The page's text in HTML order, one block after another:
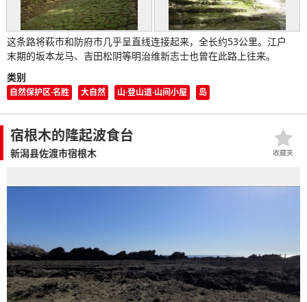
这条路将萩市和防府市几乎呈直线连接起来，全长约53公里。江户
末期的坂本龙马、吉田松阴等明治维新志士也曾在此路上往来。
类别
自然保护区·名胜 大自然 山·登山道·山间小屋 岛
宿根木的隆起波食台
新潟县佐渡市宿根木 收藏夹